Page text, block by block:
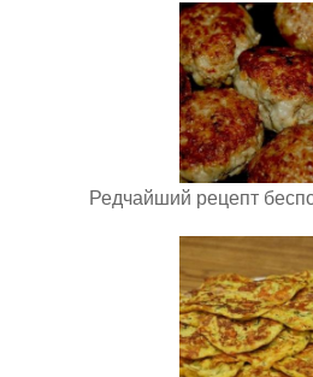
Редчайший рецепт